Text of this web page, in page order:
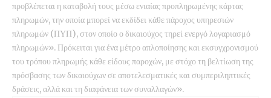
προβλέπεται η καταβολή τους μέσω ενιαίας προπληρωμένης κάρτας
πληρωμών, την οποία μπορεί να εκδίδει κάθε πάροχος υπηρεσιών
πληρωμών (ΠΥΠ), στον οποίο ο δικαιούχος τηρεί ενεργό λογαριασμό
πληρωμών». Πρόκειται για ένα μέτρο απλοποίησης και εκσυγχρονισμού
του τρόπου πληρωμής κάθε είδους παροχών, με στόχο τη βελτίωση της
πρόσβασης των δικαιούχων σε αποτελεσματικές και συμπεριληπτικές
δράσεις, αλλά και τη διαφάνεια των συναλλαγών».